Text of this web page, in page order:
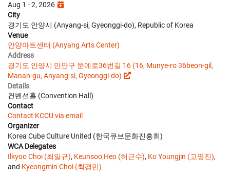
Aug 1 - 2, 2026
City
경기도 안양시 (Anyang-si, Gyeonggi-do), Republic of Korea
Venue
안양아트센터 (Anyang Arts Center)
Address
경기도 안양시 만안구 문예로36번길 16 (16, Munye-ro 36beon-gil,
Manan-gu, Anyang-si, Gyeonggi-do)
Details
컨벤션홀 (Convention Hall)
Contact
Contact KCCU via email
Organizer
Korea Cube Culture United (한국큐브문화진흥회)
WCA Delegates
Ilkyoo Choi (최일규), Keunsoo Heo (허근수), Ko Youngjin (고영진),
and Kyeongmin Choi (최경민)